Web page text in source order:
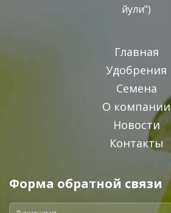
йули")
Главная
Удобрения
Семена
О компании
Новости
Контакты
Форма обратной связи